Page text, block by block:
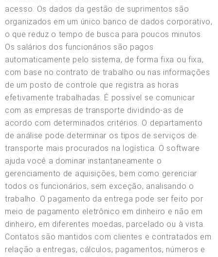
acesso. Os dados da gestão de suprimentos são
organizados em um único banco de dados corporativo,
o que reduz o tempo de busca para poucos minutos.
Os salários dos funcionários são pagos
automaticamente pelo sistema, de forma fixa ou fixa,
com base no contrato de trabalho ou nas informações
de um posto de controle que registra as horas
efetivamente trabalhadas. É possível se comunicar
com as empresas de transporte dividindo-as de
acordo com determinados critérios. O departamento
de análise pode determinar os tipos de serviços de
transporte mais procurados na logística. O software
ajuda você a dominar instantaneamente o
gerenciamento de aquisições, bem como gerenciar
todos os funcionários, sem exceção, analisando o
trabalho. O pagamento da entrega pode ser feito por
meio de pagamento eletrônico em dinheiro e não em
dinheiro, em diferentes moedas, parcelado ou à vista.
Contatos são mantidos com clientes e contratados em
relação a entregas, cálculos, pagamentos, números e